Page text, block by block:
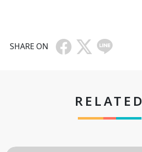
SHARE ON
RELATED